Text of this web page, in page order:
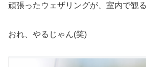
頑張ったウェザリングが、室内で観
おれ、やるじゃん(笑)